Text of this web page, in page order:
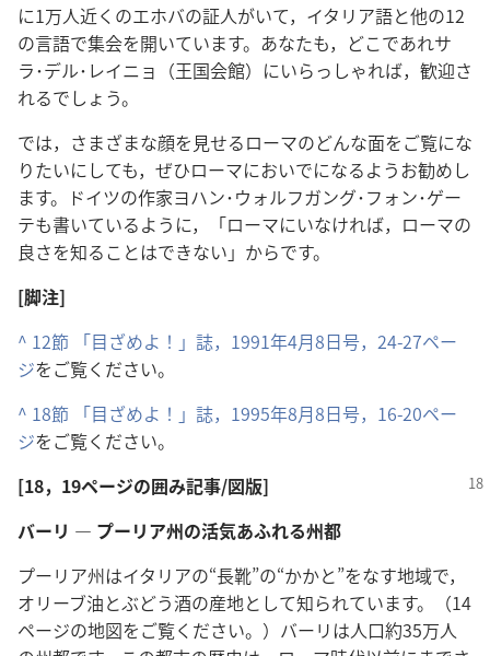
に1万人近くのエホバの証人がいて，イタリア語と他の12
の言語で集会を開いています。あなたも，どこであれサ
ラ･デル･レイニョ（王国会館）にいらっしゃれば，歓迎さ
れるでしょう。
では，さまざまな顔を見せるローマのどんな面をご覧にな
りたいにしても，ぜひローマにおいでになるようお勧めし
ます。ドイツの作家ヨハン･ウォルフガング･フォン･ゲー
テも書いているように，「ローマにいなければ，ローマの
良さを知ることはできない」からです。
[脚注]
^ 12節 「目ざめよ！」誌，1991年4月8日号，24-27ペー
ジをご覧ください。
^ 18節 「目ざめよ！」誌，1995年8月8日号，16-20ペー
ジをご覧ください。
[18，19ページの囲み記事/図版]
バーリ ― プーリア州の活気あふれる州都
プーリア州はイタリアの“長靴”の“かかと”をなす地域で，
オリーブ油とぶどう酒の産地として知られています。（14
ページの地図をご覧ください。）バーリは人口約35万人